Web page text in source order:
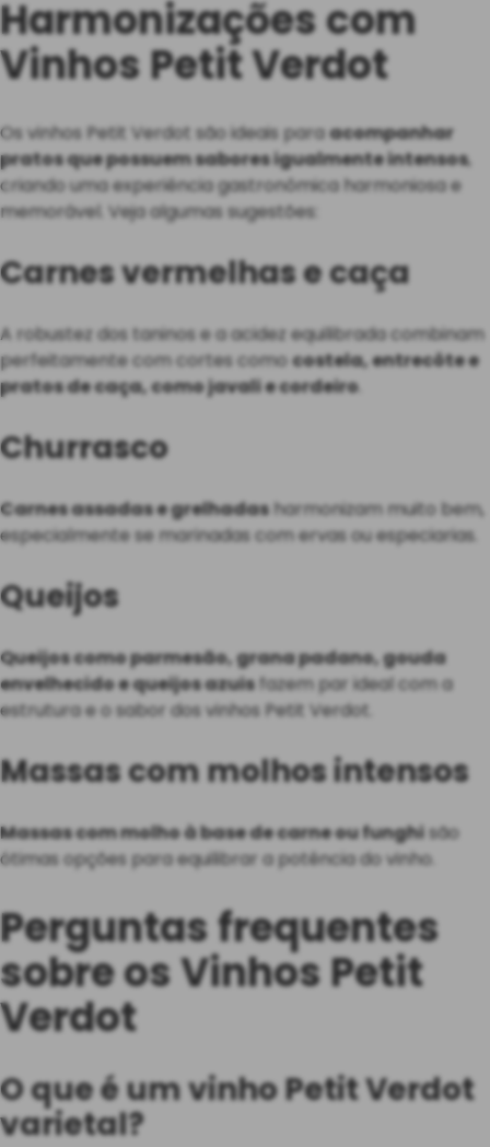
Harmonizações com
Vinhos Petit Verdot
Os vinhos Petit Verdot são ideais paraacompanhar
pratos que possuem sabores igualmente intensos,
criando uma experiência gastronômica harmoniosa e
memorável. Veja algumas sugestões:
Carnes vermelhas e caça
A robustez dos taninos e a acidez equilibrada combinam
perfeitamente com cortes comocostela, entrecôte e
pratos de caça, como javali e cordeiro.
Churrasco
Carnes assadas e grelhadasharmonizam muito bem,
especialmente se marinadas com ervas ou especiarias.
Queijos
Queijos como parmesão, grana padano, gouda
envelhecido e queijos azuisfazem par ideal com a
estrutura e o sabor dos vinhos Petit Verdot.
Massas com molhos intensos
Massas com molho à base de carne ou funghisão
ótimas opções para equilibrar a potência do vinho.
Perguntas frequentes
sobre os Vinhos Petit
Verdot
O que é um vinho Petit Verdot
varietal?